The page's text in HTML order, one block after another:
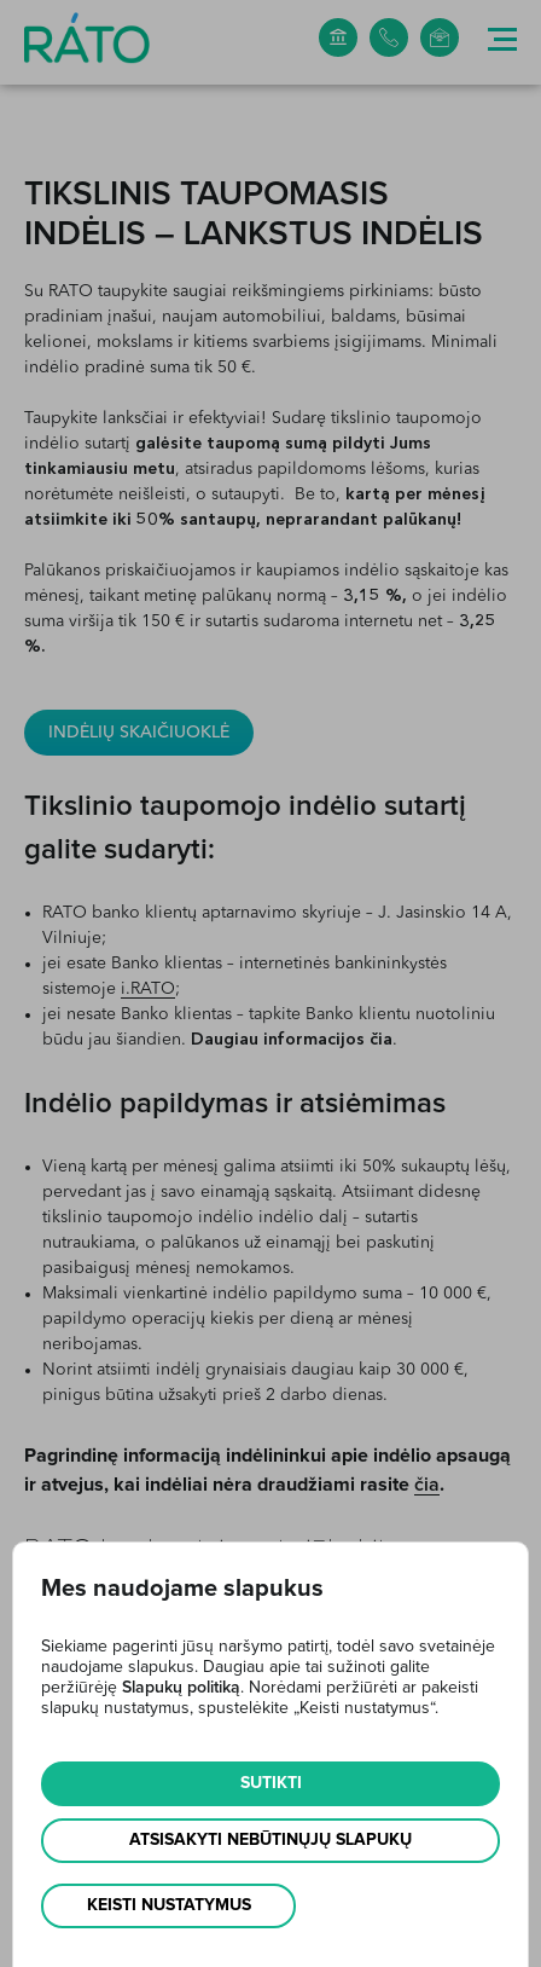
+370 5 265 0304 info@rato.lt
TIKSLINIS TAUPOMASIS
INDĖLIS – LANKSTUS INDĖLIS
Su RATO taupykite saugiai reikšmingiems pirkiniams: būsto
pradiniam įnašui, naujam automobiliui, baldams, būsimai
kelionei, mokslams ir kitiems svarbiems įsigijimams. Minimali
indėlio pradinė suma tik 50 €.
Taupykite lanksčiai ir efektyviai! Sudarę tikslinio taupomojo
indėlio sutartį galėsite taupomą sumą pildyti Jums
tinkamiausiu metu, atsiradus papildomoms lėšoms, kurias
norėtumėte neišleisti, o sutaupyti. Be to, kartą per mėnesį
atsiimkite iki 50% santaupų, neprarandant palūkanų!
Palūkanos priskaičiuojamos ir kaupiamos indėlio sąskaitoje kas
mėnesį, taikant metinę palūkanų normą – 3,15 %, o jei indėlio
suma viršija tik 150 € ir sutartis sudaroma internetu net – 3,25
%.
INDĖLIŲ SKAIČIUOKLĖ
Tikslinio taupomojo indėlio sutartį
galite sudaryti:
RATO banko klientų aptarnavimo skyriuje – J. Jasinskio 14 A,
Vilniuje;
jei esate Banko klientas – internetinės bankininkystės
sistemoje i.RATO;
jei nesate Banko klientas – tapkite Banko klientu nuotoliniu
būdu jau šiandien. Daugiau informacijos čia.
Indėlio papildymas ir atsiėmimas
Vieną kartą per mėnesį galima atsiimti iki 50% sukauptų lėšų,
pervedant jas į savo einamąją sąskaitą. Atsiimant didesnę
tikslinio taupomojo indėlio indėlio dalį – sutartis
nutraukiama, o palūkanos už einamąjį bei paskutinį
pasibaigusį mėnesį nemokamos.
Maksimali vienkartinė indėlio papildymo suma – 10 000 €,
papildymo operacijų kiekis per dieną ar mėnesį
neribojamas.
Norint atsiimti indėlį grynaisiais daugiau kaip 30 000 €,
pinigus būtina užsakyti prieš 2 darbo dienas.
Pagrindinę informaciją indėlininkui apie indėlio apsaugą
ir atvejus, kai indėliai nėra draudžiami rasite čia.
RATO bankas taip pat siūlo kitus
indėlius:
TERMINUOTIEJI INDĖLIAI
trukmė neribojama – kuo terminas ilgesnis, tuo didesnė
palūkanų norma. Palūkanos gali būti mokamos termino
pabaigoje arba kas mėnesį.
Apie juos skaitykite čia –Terminuotieji indėliai
Mes naudojame slapukus
Siekiame pagerinti jūsų naršymo patirtį, todėl savo svetainėje
naudojame slapukus. Daugiau apie tai sužinoti galite
peržiūrėję Slapukų politiką. Norėdami peržiūrėti ar pakeisti
slapukų nustatymus, spustelėkite „Keisti nustatymus“.
SUTIKTI
ATSISAKYTI NEBŪTINŲJŲ SLAPUKŲ
KEISTI NUSTATYMUS